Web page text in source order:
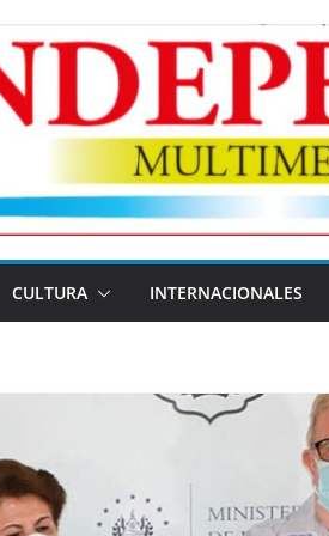
CULTURA INTERNACIONALES